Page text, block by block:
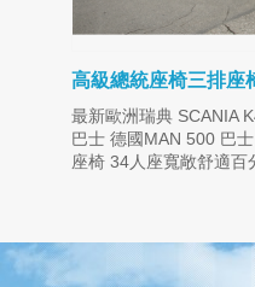
高級總統座椅三排座
最新歐洲瑞典 SCANIA
巴士 德國MAN 500 巴
座椅 34人座寬敞舒適百